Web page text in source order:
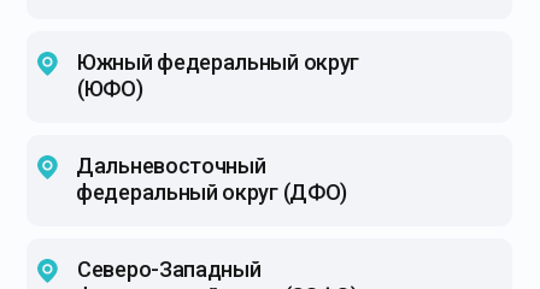
Северо-Западный
Дальневосточный
федеральный округ (ДФО)
Южный федеральный округ
(ЮФО)